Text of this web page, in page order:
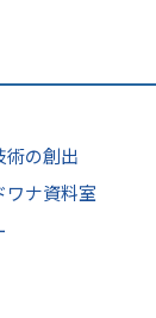
術の創出
ワナ資料室